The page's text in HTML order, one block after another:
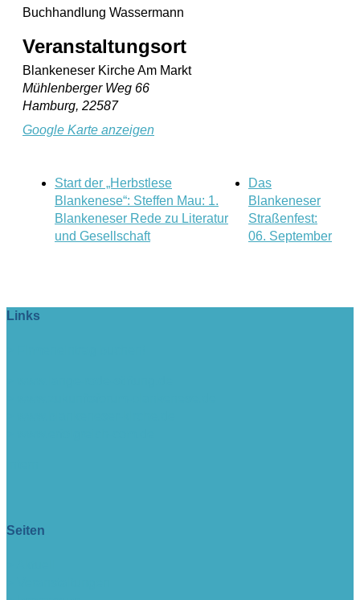
Veranstaltungsort
Blankeneser Kirche Am Markt
Mühlenberger Weg 66
Hamburg, 22587
Google Karte anzeigen
Buchhandlung Wassermann
Start der „Herbstlese
Blankenese“: Steffen Mau: 1.
Blankeneser Rede zu Literatur
und Gesellschaft
Das
Blankeneser
Straßenfest:
06. September
Links
Seiten